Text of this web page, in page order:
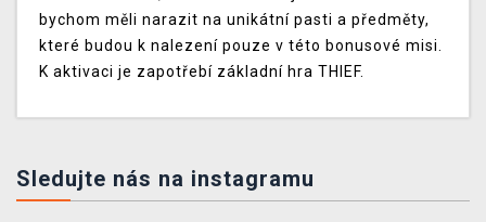
bychom měli narazit na unikátní pasti a předměty,
které budou k nalezení pouze v této bonusové misi.
K aktivaci je zapotřebí základní hra THIEF.
Sledujte nás na instagramu